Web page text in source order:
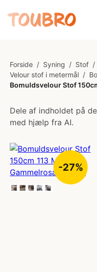
Forside / Syning / Stof /
Velour stof i metermål /
Bomuldsvelour Stof
Dele af indholdet på
med hjælp fra AI.
-27%